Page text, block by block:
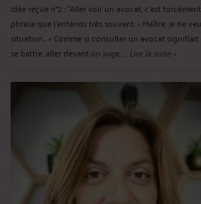
Idée reçue n°2 : “Aller voir un avocat, c’est
phrase que j’entends très souvent. « Maître, je ne
situation… » Comme si consulter un avocat
se battre, aller devant un juge. ... Lire la suite >